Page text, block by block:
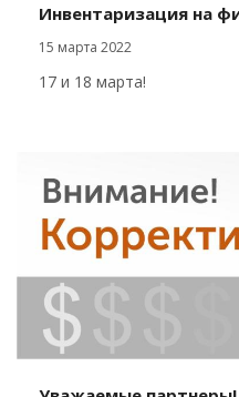
Инвентаризация на
15 марта 2022
17 и 18 марта!